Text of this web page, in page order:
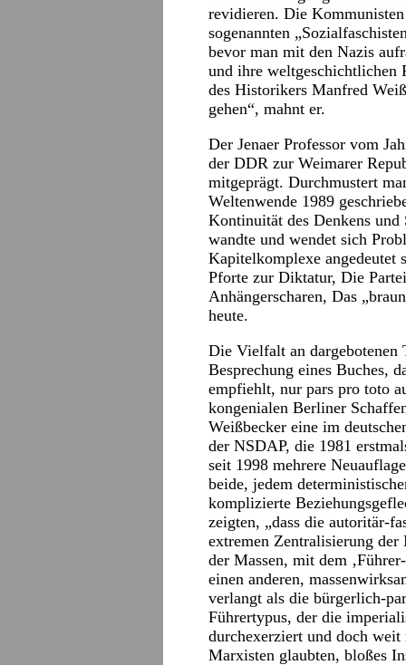
revidieren. Die
sogenannten
bevor man mit den Nazis
und ihre weltgeschichtlichen
des Historikers Manfred
gehen“, mahnt er.
Der Jenaer Professor vom
der DDR zur Weimarer
mitgeprägt. Durchmustert
Weltenwende 1989
Kontinuität des Denkens
wandte und wendet sich
Kapitelkomplexe angedeutet
Pforte zur Diktatur, Die
Anhängerscharen, Das
heute.
Die Vielfalt an dargebotenen
Besprechung eines Buches,
empfiehlt, nur pars pro toto
kongenialen Berliner
Weißbecker eine im
der NSDAP, die 1981
seit 1998 mehrere
beide, jedem
komplizierte
zeigten, „dass die autoritär-
extremen Zentralisierung
der Massen, mit dem
einen anderen,
verlangt als die bürgerlich-
Führertypus, der die
durchexerziert und doch
Marxisten glaubten, bloßes